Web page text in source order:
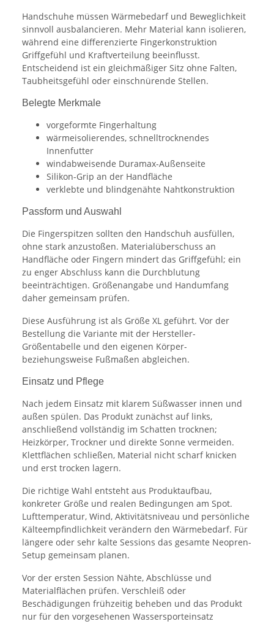
Handschuhe müssen Wärmebedarf und Beweglichkeit
sinnvoll ausbalancieren. Mehr Material kann isolieren,
während eine differenzierte Fingerkonstruktion
Griffgefühl und Kraftverteilung beeinflusst.
Entscheidend ist ein gleichmäßiger Sitz ohne Falten,
Taubheitsgefühl oder einschnürende Stellen.
Belegte Merkmale
vorgeformte Fingerhaltung
wärmeisolierendes, schnelltrocknendes
Innenfutter
windabweisende Duramax-Außenseite
Silikon-Grip an der Handfläche
verklebte und blindgenähte Nahtkonstruktion
Passform und Auswahl
Die Fingerspitzen sollten den Handschuh ausfüllen,
ohne stark anzustoßen. Materialüberschuss an
Handfläche oder Fingern mindert das Griffgefühl; ein
zu enger Abschluss kann die Durchblutung
beeinträchtigen. Größenangabe und Handumfang
daher gemeinsam prüfen.
Diese Ausführung ist als Größe XL geführt. Vor der
Bestellung die Variante mit der Hersteller-
Größentabelle und den eigenen Körper-
beziehungsweise Fußmaßen abgleichen.
Einsatz und Pflege
Nach jedem Einsatz mit klarem Süßwasser innen und
außen spülen. Das Produkt zunächst auf links,
anschließend vollständig im Schatten trocknen;
Heizkörper, Trockner und direkte Sonne vermeiden.
Klettflächen schließen, Material nicht scharf knicken
und erst trocken lagern.
Die richtige Wahl entsteht aus Produktaufbau,
konkreter Größe und realen Bedingungen am Spot.
Lufttemperatur, Wind, Aktivitätsniveau und persönliche
Kälteempfindlichkeit verändern den Wärmebedarf. Für
längere oder sehr kalte Sessions das gesamte Neopren-
Setup gemeinsam planen.
Vor der ersten Session Nähte, Abschlüsse und
Materialflächen prüfen. Verschleiß oder
Beschädigungen frühzeitig beheben und das Produkt
nur für den vorgesehenen Wassersporteinsatz